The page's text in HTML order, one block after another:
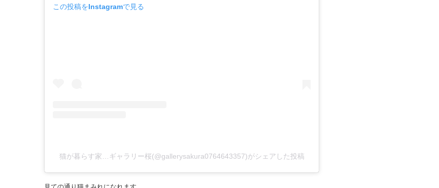
この投稿をInstagramで見る
猫が暮らす家…ギャラリー桜(@gallerysakura0764643357)がシェアした投稿